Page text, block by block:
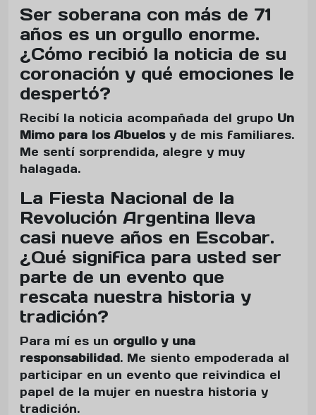
Ser soberana con más de 71
años es un orgullo enorme.
¿Cómo recibió la noticia de su
coronación y qué emociones le
despertó?
Recibí la noticia acompañada del grupo Un
Mimo para los Abuelosy de mis familiares.
Me sentí sorprendida, alegre y muy
halagada.
La Fiesta Nacional de la
Revolución Argentina lleva
casi nueve años en Escobar.
¿Qué significa para usted ser
parte de un evento que
rescata nuestra historia y
tradición?
Para mí es un orgullo y una
responsabilidad. Me siento empoderada al
participar en un evento que reivindica el
papel de la mujer en nuestra historia y
tradición.